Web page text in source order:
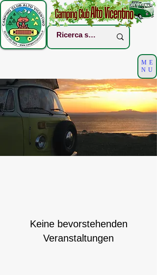
ME
NU
Keine bevorstehenden
Veranstaltungen